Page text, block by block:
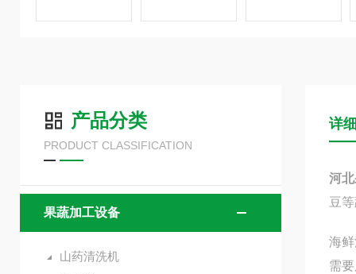
产品分类
PRODUCT CLASSIFICATION
果蔬加工设备
山药清洗机
详
河
豆
海
需